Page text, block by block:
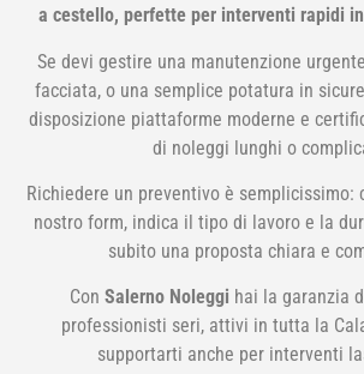
a cestello, perfette per interventi rapidi
Se devi gestire una manutenzione
facciata, o una semplice potatura in
disposizione piattaforme moderne e
di noleggi lunghi o
Richiedere un preventivo è
nostro form, indica il tipo di lavoro e la
subito una proposta chiara e
Con Salerno Noleggi hai la garanzia
professionisti seri, attivi in tutta la
supportarti anche per interventi